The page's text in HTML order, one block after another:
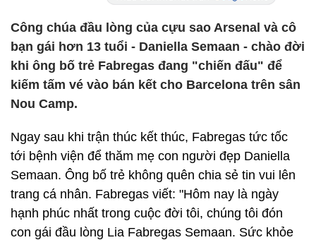
Công chúa đầu lòng của cựu sao Arsenal và cô
bạn gái hơn 13 tuổi - Daniella Semaan - chào đời
khi ông bố trẻ Fabregas đang "chiến đấu" để
kiếm tấm vé vào bán kết cho Barcelona trên sân
Nou Camp.
Ngay sau khi trận thúc kết thúc, Fabregas tức tốc
tới bệnh viện để thăm mẹ con người đẹp Daniella
Semaan. Ông bố trẻ không quên chia sẻ tin vui lên
trang cá nhân. Fabregas viết: "Hôm nay là ngày
hạnh phúc nhất trong cuộc đời tôi, chúng tôi đón
con gái đầu lòng Lia Fabregas Semaan. Sức khỏe